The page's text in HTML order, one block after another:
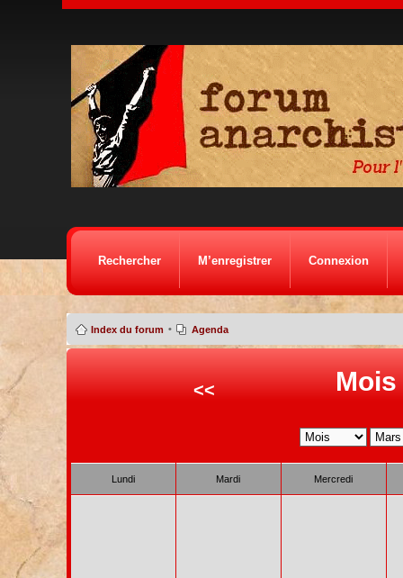
Rechercher M’enregistrer Connexion
Index du forum • Agenda
<< Mois
Lundi Mardi Mercredi